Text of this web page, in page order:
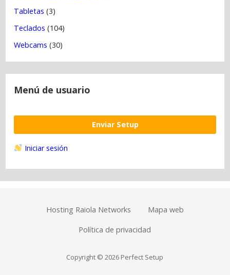
Tabletas (3)
Teclados (104)
Webcams (30)
Menú de usuario
Enviar Setup
Iniciar sesión
Hosting Raiola Networks Mapa web
Política de privacidad
Copyright © 2026 Perfect Setup